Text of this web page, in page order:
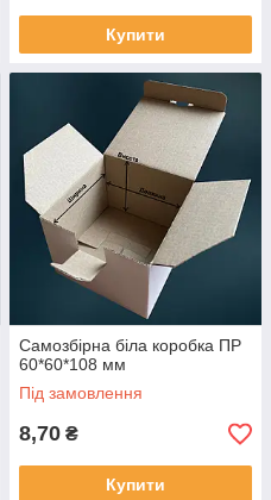
Купити
Самозбірна біла коробка ПР
60*60*108 мм
Під замовлення
8,70 ₴
Купити